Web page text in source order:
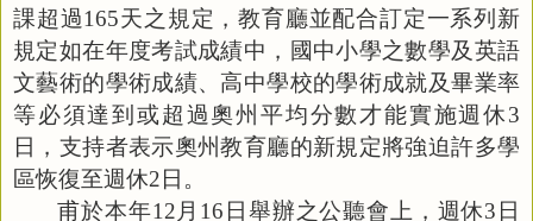
課超過165天之規定，教育廳並配合訂定一系列新
規定如在年度考試成績中，國中小學之數學及英語
文藝術的學術成績、高中學校的學術成就及畢業率
等必須達到或超過奧州平均分數才能實施週休3
日，支持者表示奧州教育廳的新規定將強迫許多學
區恢復至週休2 日。
甫於本年12 月 16 日舉辦之公聽會上，週休3 日